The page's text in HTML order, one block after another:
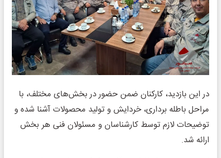
در این بازدید، کارکنان ضمن حضور در بخش‌های مختلف، با
مراحل باطله برداری، خردایش و تولید محصولات آشنا شده و
توضیحات لازم توسط کارشناسان و مسئولان فنی هر بخش
ارائه شد.